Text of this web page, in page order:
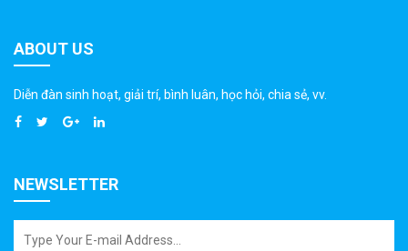
ABOUT US
Diễn đàn sinh hoạt, giải trí, bình luân, học hỏi, chia sẻ, vv.
NEWSLETTER